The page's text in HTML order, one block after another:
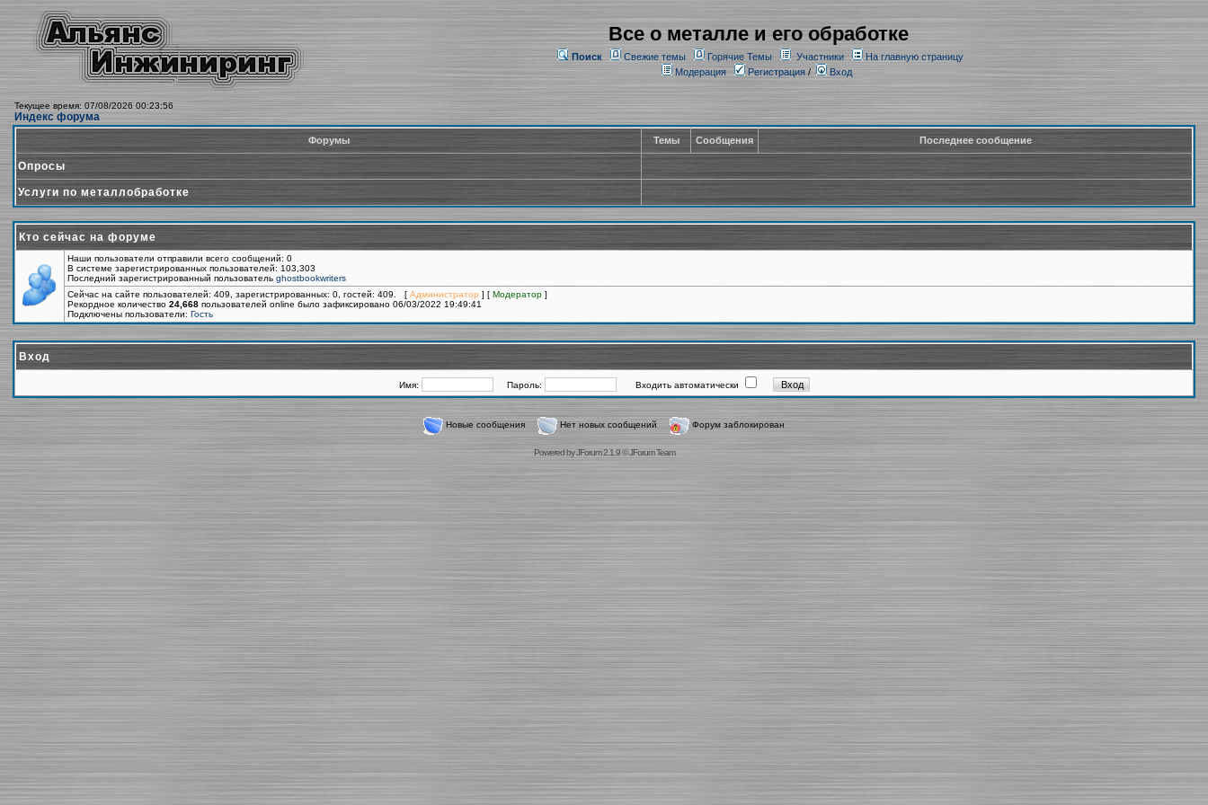
Все о металле и его обработке
Поиск Свежие темы Горячие Темы Участники
На главную страницу
Модерация
Регистрация/ Вход
Текущее время: 07/08/2026 00:23:56
Индекс форума
Форумы Темы Сообщения Последнее сообщение
Опросы
Услуги по металлобработке
Кто сейчас на форуме
Наши пользователи отправили всего сообщений: 0
В системе зарегистрированных пользователей: 103,303
Последний зарегистрированный пользователь ghostbookwriters
Сейчас на сайте пользователей: 409, зарегистрированных: 0, гостей: 409. [ Администратор ] [ Модератор ]
Рекордное количество 24,668 пользователей online было зафиксировано 06/03/2022 19:49:41
Подключены пользователи: Гость
Вход
Имя: Пароль: Входить автоматически
Новые сообщения Нет новых сообщений Форум заблокирован
Powered byJForum 2.1.9©JForum Team